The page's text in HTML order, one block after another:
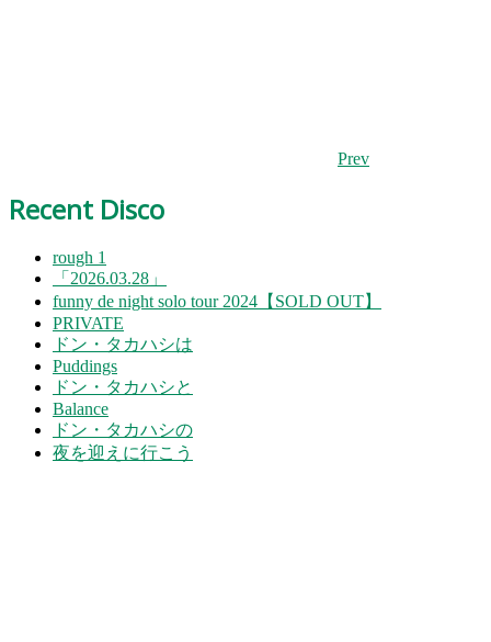
Prev
Recent Disco
rough 1
「2026.03.28」
funny de night solo tour 2024【SOLD OUT】
PRIVATE
ドン・タカハシは
Puddings
ドン・タカハシと
Balance
ドン・タカハシの
夜を迎えに行こう